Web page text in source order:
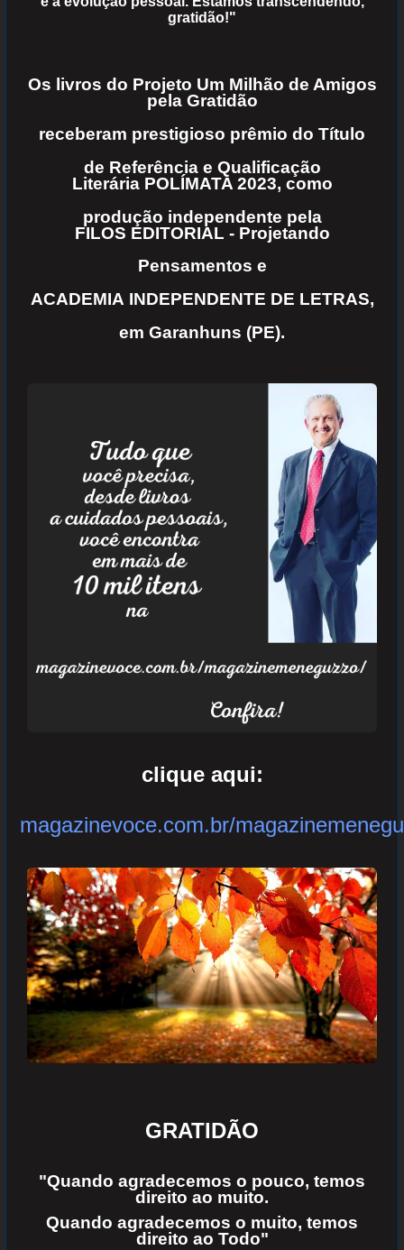
gratidão!"
Os livros do Projeto Um Milhão de Amigos
pela Gratidão
receberam prestigioso prêmio do Título
de Referência e Qualificação
Literária POLÍMATA 2023, como
produção independente pela
FILOS EDITORIAL - Projetando
Pensamentos e
ACADEMIA INDEPENDENTE DE LETRAS,
em Garanhuns (PE).
clique aqui:
magazinevoce.com.br/
GRATIDÃO
"Quando agradecemos o pouco, temos
direito ao muito.
Quando agradecemos o muito, temos
direito ao Todo"